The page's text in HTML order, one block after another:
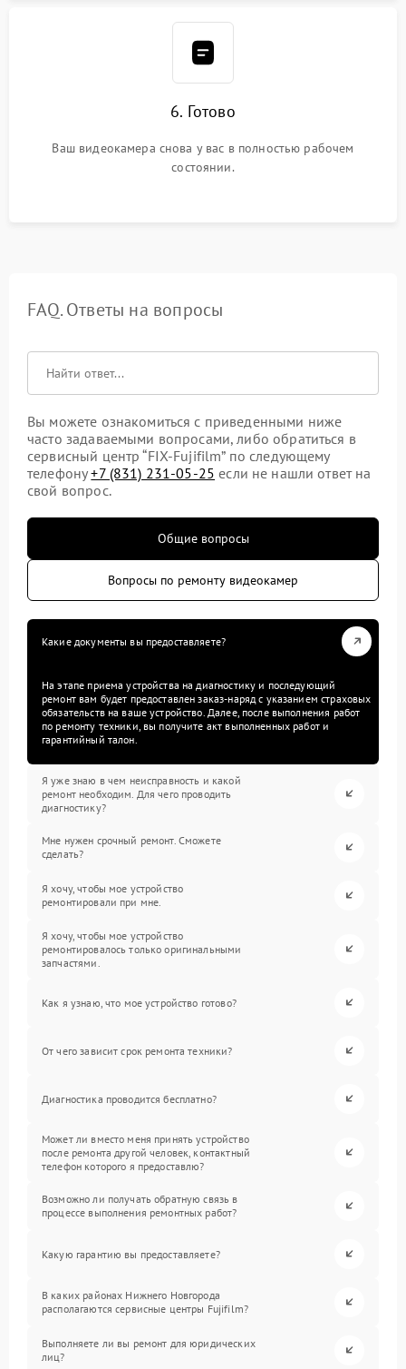
6. Готово
Ваш видеокамера снова у вас в полностью рабочем
состоянии.
FAQ. Ответы на вопросы
Вы можете ознакомиться с приведенными ниже
часто задаваемыми вопросами, либо обратиться в
сервисный центр “FIX-Fujifilm” по следующему
телефону+7 (831) 231-05-25 если не нашли ответ на
свой вопрос.
Общие вопросы
Вопросы по ремонту видеокамер
Какие документы вы предоставляете?
На этапе приема устройства на диагностику и последующий
ремонт вам будет предоставлен заказ-наряд с указанием страховых
обязательств на ваше устройство. Далее, после выполнения работ
по ремонту техники, вы получите акт выполненных работ и
гарантийный талон.
Я уже знаю в чем неисправность и какой
ремонт необходим. Для чего проводить
диагностику?
Мне нужен срочный ремонт. Сможете
сделать?
Я хочу, чтобы мое устройство
ремонтировали при мне.
Я хочу, чтобы мое устройство
ремонтировалось только оригинальными
запчастями.
Как я узнаю, что мое устройство готово?
От чего зависит срок ремонта техники?
Диагностика проводится бесплатно?
Может ли вместо меня принять устройство
после ремонта другой человек, контактный
телефон которого я предоставлю?
Возможно ли получать обратную связь в
процессе выполнения ремонтных работ?
Какую гарантию вы предоставляете?
В каких районах Нижнего Новгорода
располагаются сервисные центры Fujifilm?
Выполняете ли вы ремонт для юридических
лиц?